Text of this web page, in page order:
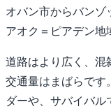
オバン市からバン
アオク＝ピアデン地
道路はより広く、混
交通量はまばらです
ダーや、サバイバ